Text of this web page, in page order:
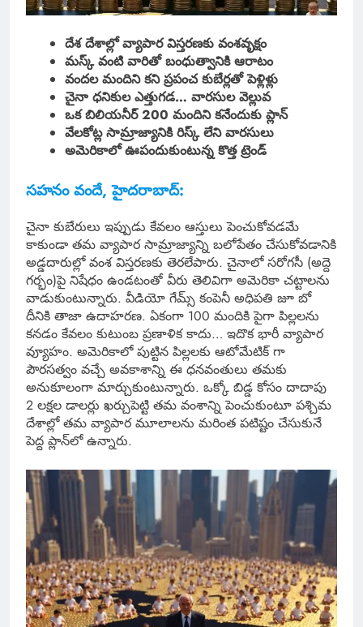
దేశ దేశాల్లో వ్యాపార విస్తరణకు వంశవృక్షం
మస్క్ వంటి వారితో బంధుత్వానికి ఆరాటం
వందల మందిని కని ప్రపంచ కుబేర్లతో పెళ్లిళ్లు
చైనా ధనికుల ఎత్తుగడ… వారసుల వెల్లువ
ఒక బిలియనీర్ 200 మందిని కనేందుకు ప్లాన్
వేలకోట్ల సామ్రాజ్యానికి రిస్క్ లేని వారసులు
అమెరికాలో ఊపందుకుంటున్న కొత్త ట్రెండ్
సహనం వందే, హైదరాబాద్:
చైనా కుబేరులు ఇప్పుడు కేవలం ఆస్తులు పెంచుకోవడమే
కాకుండా తమ వ్యాపార సామ్రాజ్యాన్ని బలోపేతం చేసుకోవడానికి
అడ్డదారుల్లో వంశ విస్తరణకు తెరలేపారు. చైనాలో సరోగసీ (అద్దె
గర్భం)పై నిషేధం ఉండటంతో వీరు తెలివిగా అమెరికా చట్టాలను
వాడుకుంటున్నారు. వీడియో గేమ్స్ కంపెనీ అధిపతి జూ బో
దీనికి తాజా ఉదాహరణ. ఏకంగా 100 మందికి పైగా పిల్లలను
కనడం కేవలం కుటుంబ ప్రణాళిక కాదు… ఇదొక భారీ వ్యాపార
వ్యూహం. అమెరికాలో పుట్టిన పిల్లలకు ఆటోమేటిక్ గా
పౌరసత్వం వచ్చే అవకాశాన్ని ఈ ధనవంతులు తమకు
అనుకూలంగా మార్చుకుంటున్నారు. ఒక్కో బిడ్డ కోసం దాదాపు
2 లక్షల డాలర్లు ఖర్చుపెట్టి తమ వంశాన్ని పెంచుకుంటూ పశ్చిమ
దేశాల్లో తమ వ్యాపార మూలాలను మరింత పటిష్టం చేసుకునే
పెద్ద ప్లాన్‌లో ఉన్నారు.